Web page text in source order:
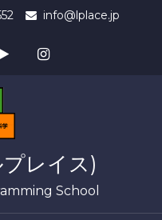
info@lplace.jp
レイス)
School